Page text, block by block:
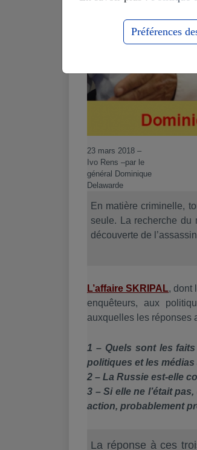
23 mars 2018 –
Ivo Rens –par le
général Dominique
Delawarde
En matière criminelle,
seule. La recherche du
découverte de
L’affaire SKRIPAL, dont
enquêteurs, aux
auxquelles les réponses
1 – Quels sont les
politiques et les
2 – La Russie est-elle
3 – Si elle ne l’était
action, probablement
La réponse à ces
Préférences